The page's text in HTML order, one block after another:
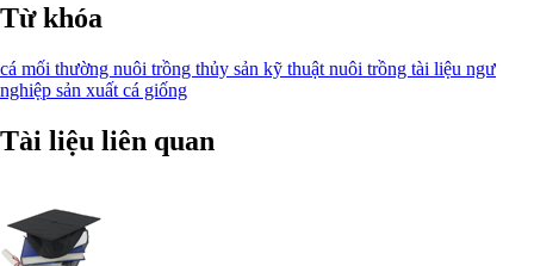
Từ khóa
cá mối thường nuôi trồng thủy sản kỹ thuật nuôi trồng tài liệu ngư
nghiệp sản xuất cá giống
Tài liệu liên quan